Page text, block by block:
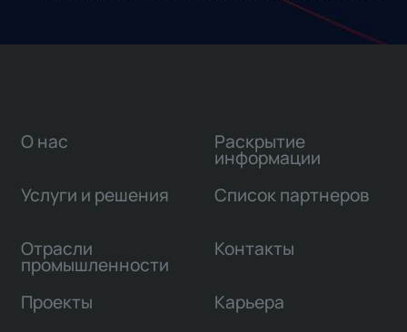
О нас
Услуги и решения
Отрасли
промышленности
Проекты
Раскрытие
информации
Список партнеров
Контакты
Карьера